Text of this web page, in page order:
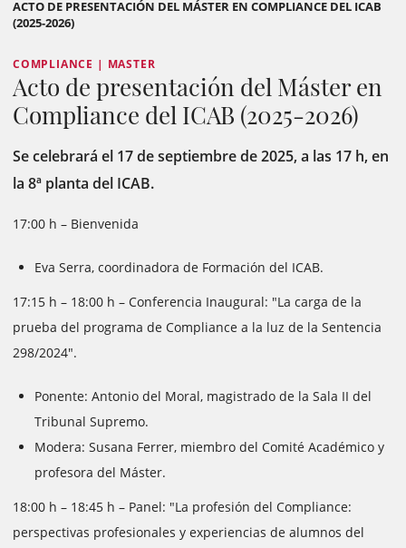
ACTO DE PRESENTACIÓN DEL MÁSTER EN COMPLIANCE DEL ICAB
(2025-2026)
COMPLIANCE | MASTER
Acto de presentación del Máster en
Compliance del ICAB (2025-2026)
Se celebrará el 17 de septiembre de 2025, a las 17 h, en
la 8ª planta del ICAB.
17:00 h – Bienvenida
Eva Serra, coordinadora de Formación del ICAB.
17:15 h – 18:00 h – Conferencia Inaugural: "La carga de la
prueba del programa de Compliance a la luz de la Sentencia
298/2024".
Ponente: Antonio del Moral, magistrado de la Sala II del
Tribunal Supremo.
Modera: Susana Ferrer, miembro del Comité Académico y
profesora del Máster.
18:00 h – 18:45 h – Panel: "La profesión del Compliance:
perspectivas profesionales y experiencias de alumnos del